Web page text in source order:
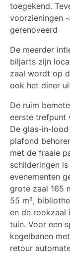
toegekend.
voorzieningen
gerenoveerd
De meerder
biljarts zijn
zaal wordt op
ook het diner
De ruim
eerste trefpunt
De glas-in-
plafond
met de fraaie
schilderingen
evenementen
grote zaal 165
55 m²,
en de rookzaal
tuin. Voor een
kegelbanen
retour